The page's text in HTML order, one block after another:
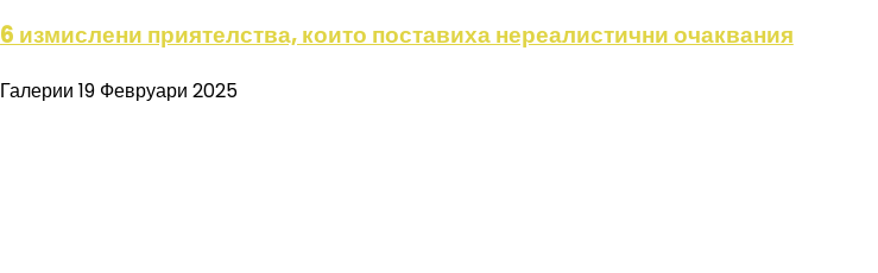
6 измислени приятелства, които поставиха нереалистични очаквания
Галерии 19 Февруари 2025